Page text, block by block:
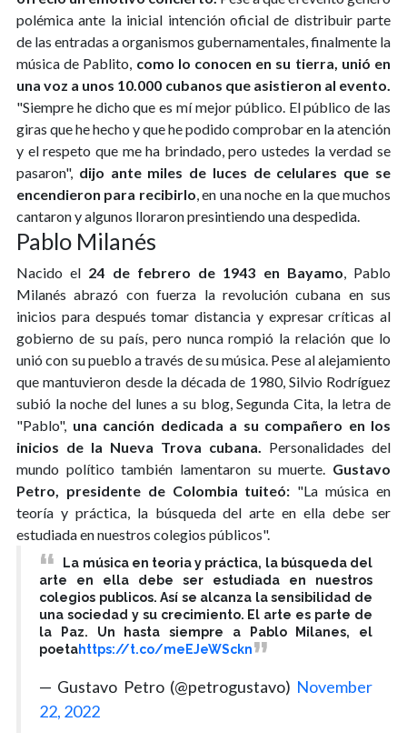
polémica ante la inicial intención oficial de distribuir parte
de las entradas a organismos gubernamentales, finalmente la
música de Pablito, como lo conocen en su tierra, unió en
una voz a unos 10.000 cubanos que asistieron al evento.
"Siempre he dicho que es mí mejor público. El público de las
giras que he hecho y que he podido comprobar en la atención
y el respeto que me ha brindado, pero ustedes la verdad se
pasaron", dijo ante miles de luces de celulares que se
encendieron para recibirlo, en una noche en la que muchos
cantaron y algunos lloraron presintiendo una despedida.
Pablo Milanés
Nacido el 24 de febrero de 1943 en Bayamo, Pablo
Milanés abrazó con fuerza la revolución cubana en sus
inicios para después tomar distancia y expresar críticas al
gobierno de su país, pero nunca rompió la relación que lo
unió con su pueblo a través de su música. Pese al alejamiento
que mantuvieron desde la década de 1980, Silvio Rodríguez
subió la noche del lunes a su blog, Segunda Cita, la letra de
"Pablo", una canción dedicada a su compañero en los
inicios de la Nueva Trova cubana. Personalidades del
mundo político también lamentaron su muerte. Gustavo
Petro, presidente de Colombia tuiteó: "La música en
teoría y práctica, la búsqueda del arte en ella debe ser
estudiada en nuestros colegios públicos".
La música en teoria y práctica, la búsqueda del
arte en ella debe ser estudiada en nuestros
colegios publicos. Así se alcanza la sensibilidad de
una sociedad y su crecimiento. El arte es parte de
la Paz. Un hasta siempre a Pablo Milanes, el
poetahttps://t.co/meEJeWSckn
— Gustavo Petro (@petrogustavo) November
22, 2022